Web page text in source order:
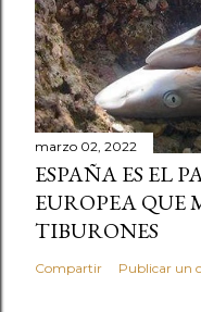
marzo 02, 2022
ESPAÑA ES EL
EUROPEA QUE
TIBURONES
Compartir Publicar un